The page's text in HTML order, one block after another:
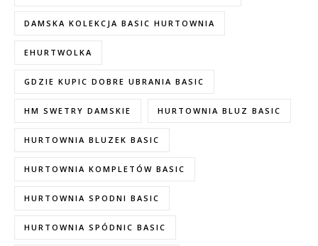
DAMSKA KOLEKCJA BASIC HURTOWNIA
EHURTWOLKA
GDZIE KUPIC DOBRE UBRANIA BASIC
HM SWETRY DAMSKIE HURTOWNIA BLUZ BASIC
HURTOWNIA BLUZEK BASIC
HURTOWNIA KOMPLETÓW BASIC
HURTOWNIA SPODNI BASIC
HURTOWNIA SPÓDNIC BASIC